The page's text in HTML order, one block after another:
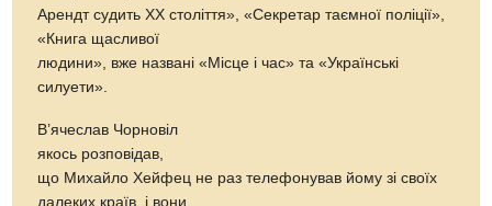
Арендт судить ХХ століття», «Секретар таємної поліції»,
«Книга щасливої
людини», вже названі «Місце і час» та «Українські
силуети».
В’ячеслав Чорновіл
якось розповідав,
що Михайло Хейфец не раз телефонував йому зі своїх
далеких країв, і вони